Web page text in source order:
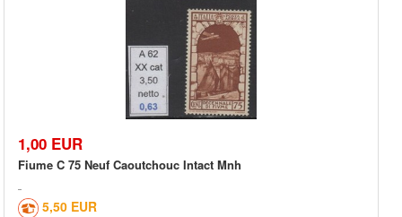
1,00 EUR
Fiume C 75 Neuf Caoutchouc Intact Mnh
5,50 EUR